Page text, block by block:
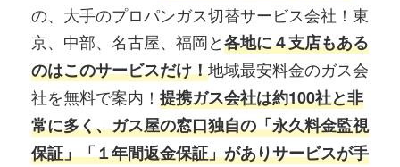
の、大手のプロパンガス切替サービス会社！東
京、中部、名古屋、福岡と各地に４支店もある
のはこのサービスだけ！地域最安料金のガス会
社を無料で案内！ 提携ガス会社は約100社と非
常に多く、ガス屋の窓口独自の「永久料金監視
保証」「１年間返金保証」がありサービスが手